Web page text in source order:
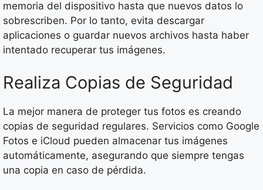
memoria del dispositivo hasta que nuevos datos lo
sobrescriben. Por lo tanto, evita descargar
aplicaciones o guardar nuevos archivos hasta haber
intentado recuperar tus imágenes.
Realiza Copias de Seguridad
La mejor manera de proteger tus fotos es creando
copias de seguridad regulares. Servicios como Google
Fotos e iCloud pueden almacenar tus imágenes
automáticamente, asegurando que siempre tengas
una copia en caso de pérdida.